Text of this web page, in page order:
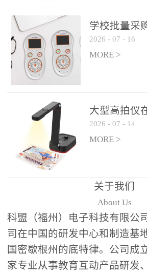
点讲解互动，还是课后即
时反馈，QVote 都能灵活
适配不同教学环节需求，
让教师专注于教学内容本
身，而非技术操作。多元
热情QVote 提供了丰富的
互动功能矩阵，满足不同
学科、不同教学目标的互
动需求：即时答题：支持
单选题、多选题、判断题
等基础题型，学生通过答
题器快速响应，系统实时
统计答题数据并生成可视
化图表，让教师瞬间掌握
学生知识掌握情况。主观
反馈：包含简答题、观点
阐述等开放式互动，鼓励
学校批量采
何选厂家
2026 - 07 - 16
MORE >
大型高拍仪
实际应用
2026 - 07 - 14
MORE >
关于我们
About Us
科盟（福州）电子科技有限公
司在中国的研发中心和制造基
国密歇根州的底特律。公司成
家专业从事教育互动产品研发